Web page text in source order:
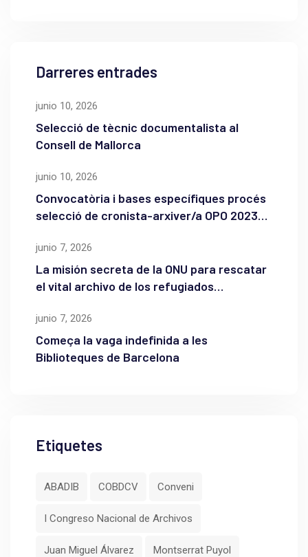
Darreres entrades
junio 10, 2026
Selecció de tècnic documentalista al
Consell de Mallorca
junio 10, 2026
Convocatòria i bases específiques procés
selecció de cronista-arxiver/a OPO 2023
junio 7, 2026
La misión secreta de la ONU para rescatar
el vital archivo de los refugiados
junio 7, 2026
Começa la vaga indefinida a les
Biblioteques de Barcelona
Etiquetes
ABADIB COBDCV Conveni
I Congreso Nacional de Archivos
Juan Miguel Álvarez Montserrat Puyol